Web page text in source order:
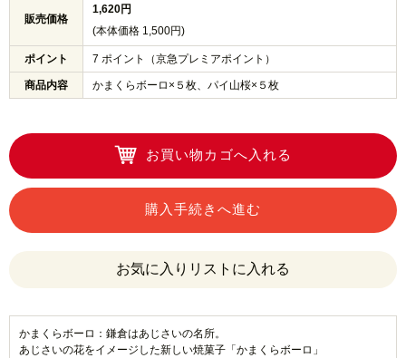
販売価格
1,620円
(本体価格 1,500円)
ポイント 7 ポイント（京急プレミアポイント）
商品内容 かまくらボーロ×５枚、パイ山桜×５枚
お買い物カゴへ入れる
購入手続きへ進む
かまくらボーロ：鎌倉はあじさいの名所。
あじさいの花をイメージした新しい焼菓子「かまくらボーロ」